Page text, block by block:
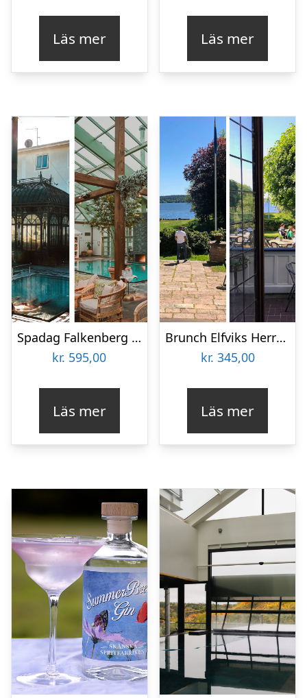
Läs mer Läs mer
Spadag Falkenberg Strandbad
kr. 595,00
Läs mer
Brunch Elfviks Herrgård
kr. 345,00
Läs mer